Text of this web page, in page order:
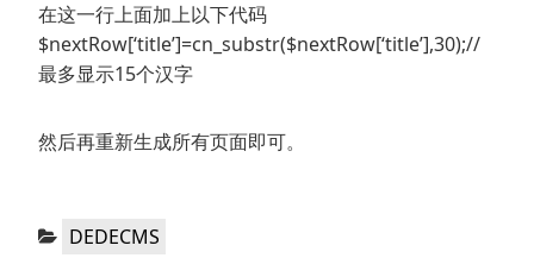
在这一行上面加上以下代码
$nextRow[‘title’]=cn_substr($nextRow[‘title’],30);//
最多显示15个汉字
然后再重新生成所有页面即可。
分
DEDECMS